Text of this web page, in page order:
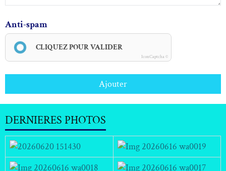
Anti-spam
CLIQUEZ POUR VALIDER
IconCaptcha ©
Ajouter
DERNIERES PHOTOS